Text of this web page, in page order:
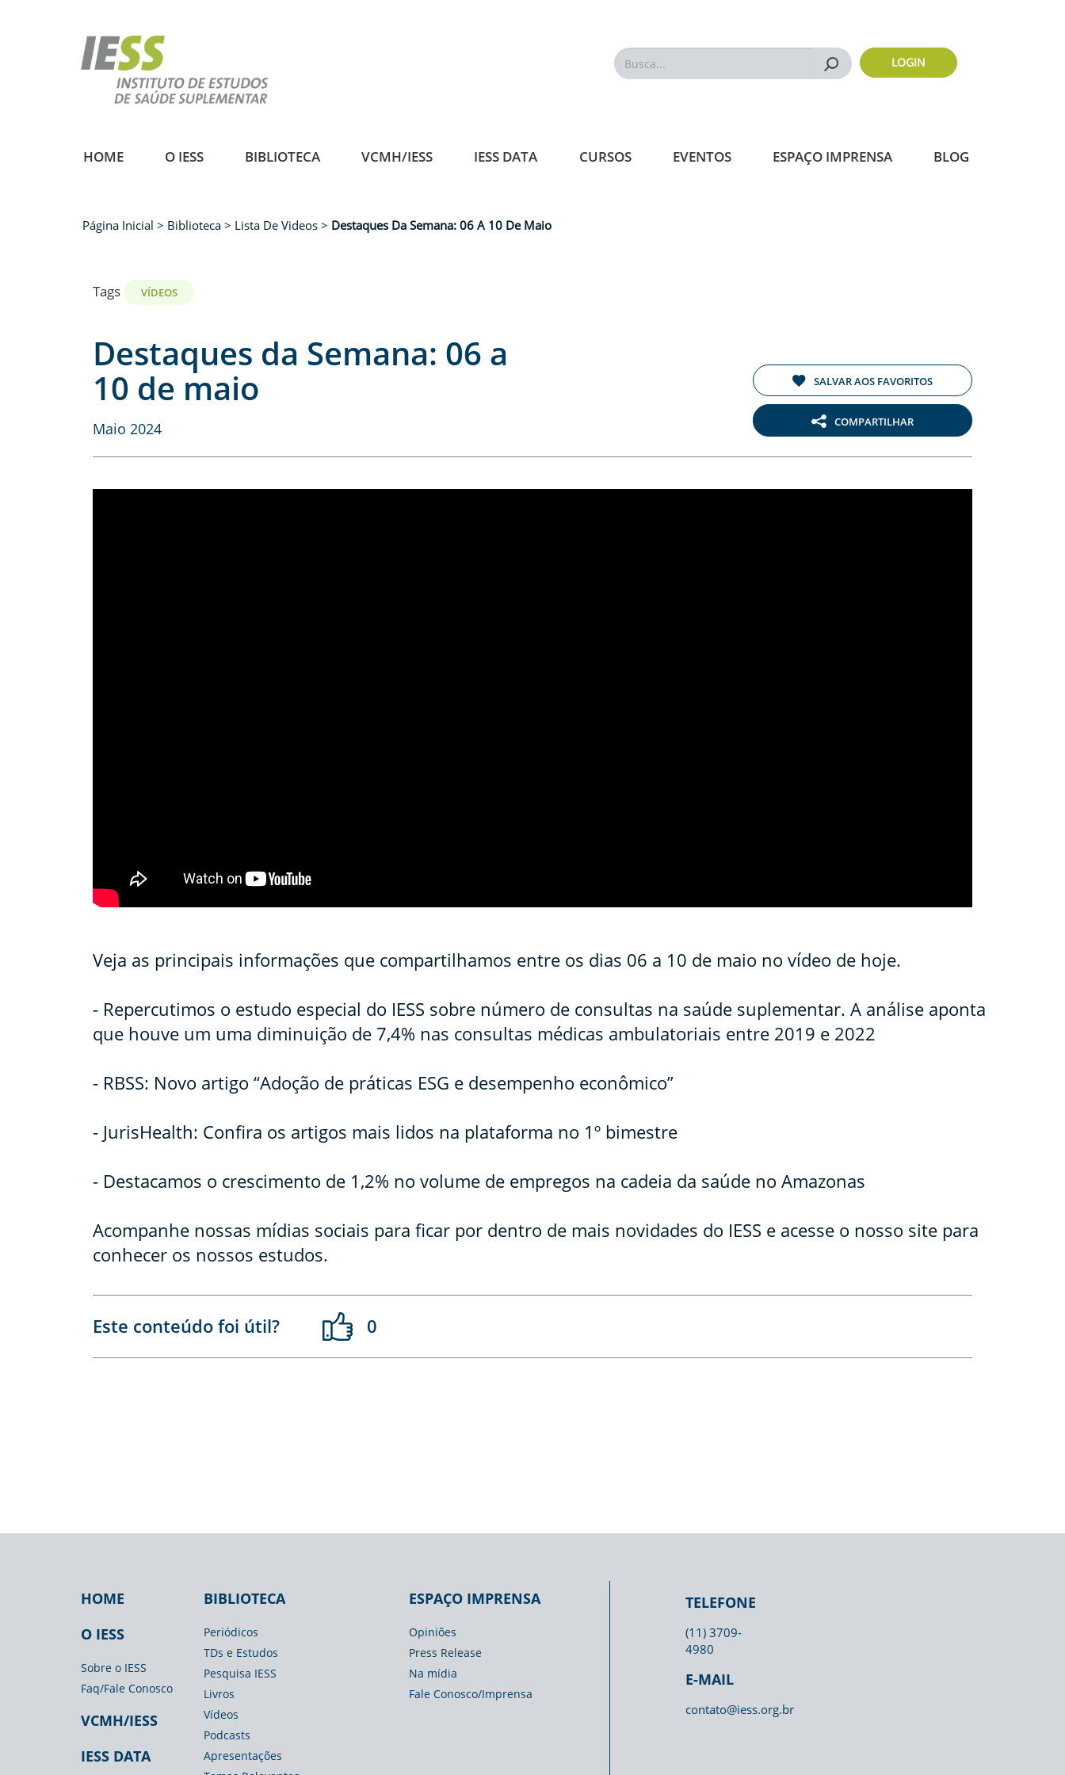
Busca... Buscar LOGIN
HOME O IESS BIBLIOTECA VCMH/IESS IESS DATA CURSOS EVENTOS ESPAÇO IMPRENSA BLOG
Trilha
navegação
Página Inicial Biblioteca Lista De Videos Destaques Da Semana: 06 A 10 De Maio
Tags VÍDEOS
Destaques da Semana: 06 a
10 de maio
Maio 2024
SALVAR AOS FAVORITOS
COMPARTILHAR
Veja as principais informações que compartilhamos entre os dias 06 a 10 de maio no vídeo de hoje.
- Repercutimos o estudo especial do IESS sobre número de consultas na saúde suplementar. A análise aponta
que houve um uma diminuição de 7,4% nas consultas médicas ambulatoriais entre 2019 e 2022
- RBSS: Novo artigo “Adoção de práticas ESG e desempenho econômico”
- JurisHealth: Confira os artigos mais lidos na plataforma no 1º bimestre
- Destacamos o crescimento de 1,2% no volume de empregos na cadeia da saúde no Amazonas
Acompanhe nossas mídias sociais para ficar por dentro de mais novidades do IESS e acesse o nosso site para
conhecer os nossos estudos.
Este conteúdo foi útil? 0
Footer
IESS
HOME
O IESS
Sobre o IESS
Faq/Fale Conosco
VCMH/IESS
IESS DATA
Footer
Biblioteca
BIBLIOTECA
Periódicos
TDs e Estudos
Pesquisa IESS
Livros
Vídeos
Podcasts
Apresentações
Footer
Espaço
Imprensa
ESPAÇO IMPRENSA
Opiniões
Press Release
Na mídia
Fale Conosco/Imprensa
TELEFONE
(11) 3709-
4980
E-MAIL
contato@iess.org.br